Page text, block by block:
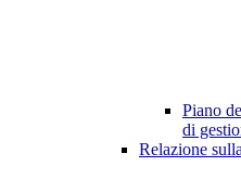
Piano
di
Relazione